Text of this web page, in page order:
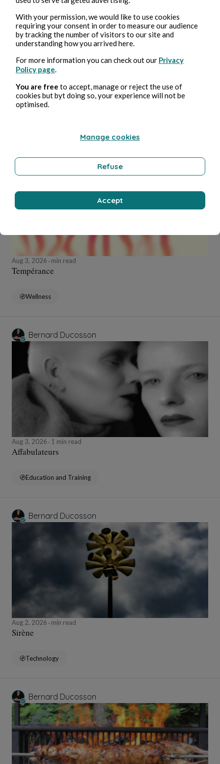
Pollution
Aug 3, 2026 min read
Tempérance
Wellness
Bernard Ducosson
Aug 3, 2026 1 min read
Affabulateurs
Education and Training
Bernard Ducosson
Aug 2, 2026 min read
Sirène
Technology
Bernard Ducosson
With your permission, we would like to use cookies
requiring your consent in order to measure our audience
by tracking the number of visitors to our site and
understanding how you arrived here.
For more information you can check out our Privacy
Policy page
You are free to accept, manage or reject the use of
cookies but byt doing so, your experience will not be
optimised.
Manage cookies
Refuse
Accept